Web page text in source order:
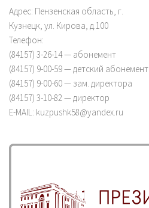
Адрес: Пензенская область, г.
Кузнецк, ул. Кирова, д.100
Телефон:
(84157) 3-26-14 — абонемент
(84157) 9-00-59 — детский абонемент
(84157) 9-00-60 — зам. директора
(84157) 3-10-82 — директор
E-MAIL: kuzpushk58@yandex.ru